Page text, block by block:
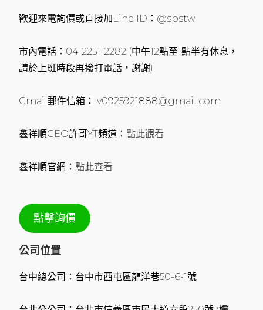
歡迎來電詢價或直接加Line ID：@spstw
市內電話：04-2251-2282 (中午12點至1點半有休息，
請於上班時段再撥打電話，謝謝)
Gmail郵件信箱： v0925921888@gmail.com
鑫祥順CEO許哥YT頻道：點此觀看
鑫祥順官網：點此查看
點擊詢價
公司位置
台中總公司：台中市西屯區龍洋巷50-6-1號